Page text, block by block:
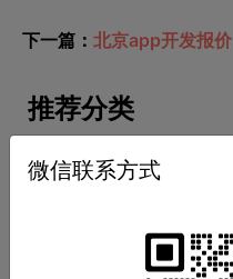
下一篇： 北京app开发报价
推荐分类
小程序开发 APP开发
微信联系方式